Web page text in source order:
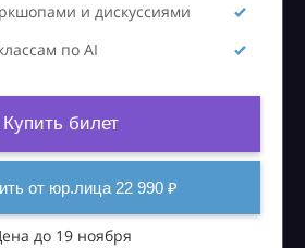
и дискуссиями
по AI
Купить билет
от юр.лица 22 990 ₽
до 19 ноября